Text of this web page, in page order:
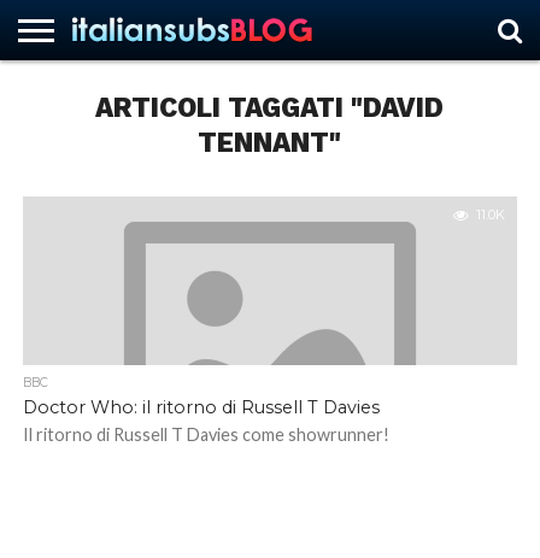
ARTICOLI TAGGATI "DAVID
TENNANT"
11.0K
BBC
Doctor Who: il ritorno di Russell T Davies
Il ritorno di Russell T Davies come showrunner!